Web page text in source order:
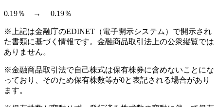
0.19％ → 0.19％
※上記は金融庁のEDINET（電子開示システム）で開示され
た書類に基づく情報です。金融商品取引法上の公衆縦覧では
ありません。
※金融商品取引法で自己株式は保有株券に含めないことにな
っており、そのため保有株数等が0と表記される場合があり
ます。